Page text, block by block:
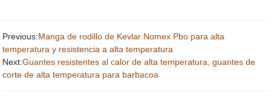
Previous:Manga de rodillo de Kevlar Nomex Pbo para alta
temperatura y resistencia a alta temperatura
Next:Guantes resistentes al calor de alta temperatura, guantes de
corte de alta temperatura para barbacoa